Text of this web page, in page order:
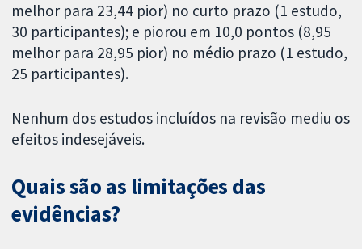
melhor para 23,44 pior) no curto prazo (1 estudo,
30 participantes); e piorou em 10,0 pontos (8,95
melhor para 28,95 pior) no médio prazo (1 estudo,
25 participantes).
Nenhum dos estudos incluídos na revisão mediu os
efeitos indesejáveis.
Quais são as limitações das
evidências?